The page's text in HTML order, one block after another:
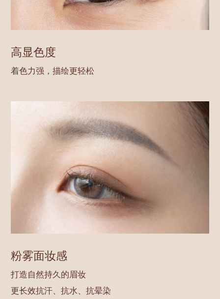
高显色度
着色力强，描绘更轻松
粉雾面妆感
打造自然持久的眉妆
更长效抗汗、抗水、抗晕染